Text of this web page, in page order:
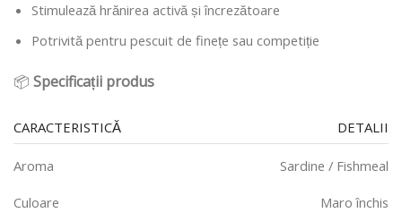
Stimulează hrănirea activă și încrezătoare
Potrivită pentru pescuit de finețe sau competiție
📦 Specificații produs
CARACTERISTICĂ DETALII
Aroma Sardine / Fishmeal
Culoare Maro închis